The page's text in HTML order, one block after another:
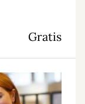
Gratis